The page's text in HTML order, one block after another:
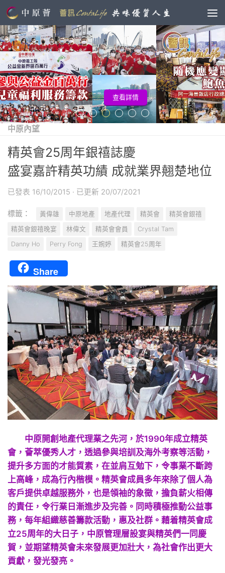
查看詳情
中原內望
精英會25周年銀禧誌慶
盛宴嘉許精英功績 成就業界翹楚地位
已發表 16/10/2015 · 已更新 20/07/2021
標籤： 黃偉雄 中原地產 地產代理 精英會
精英會銀禧
精英會銀禧晚宴
林偉文 精英會會員
Crystal Tam
Danny Ho
Perry Fong 王婉婷 精英會25周年
Share
中原開創地產代理業之先河，於1990年成立精英
會，薈萃優秀人才，透過參與培訓及海外考察等活動，
提升多方面的才能質素，在並肩互勉下，令事業不斷跨
上高峰，成為行內楷模。精英會成員多年來除了個人為
客戶提供卓越服務外，也是領袖的象徵，擔負薪火相傳
的責任，令行業日漸進步及完善。同時積極推動公益事
務，每年組織慈善籌款活動，惠及社群。藉着精英會成
立25周年的大日子，中原管理層設宴與精英們一同慶
賀，並期望精英會未來發展更加壯大，為社會作出更大
貢獻，發光發亮。